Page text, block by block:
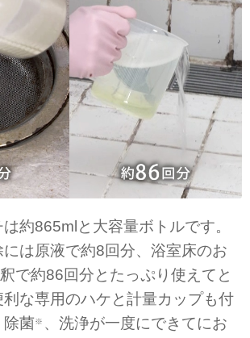
約865mlと大容量ボトルです。
は原液で約8回分、浴室床のお
で約86回分とたっぷり使えてと
な専用のハケと計量カップも付
除菌※ 、洗浄が一度にできてにお